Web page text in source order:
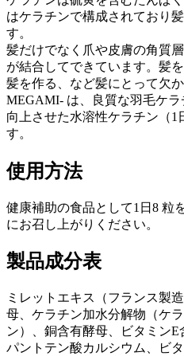
はケラチンで構成されており
す。
髪だけでなく爪や皮膚の角質
が結合してできています。髪
髪を作る、など髪にとって欠
MEGAMI- は、良質な羽毛ケ
向上させた水溶性ケラチン（1
す。
使用方法
健康補助の食品として1日8 粒
にお召し上がりください。
製品成分表
ミレットエキス（フランス製
母、ケラチン加水分解物（ケ
ン）、銅含有酵母、ビタミンE
パントテン酸カルシウム、ビ